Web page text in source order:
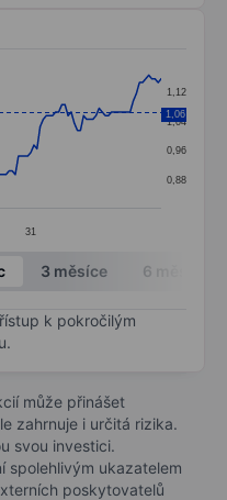
categories.
values. Data ranges
31
0,88
0,96
1,04
1,12
1,06
3 měsíce 6 měsíců
k pokročilým
může přinášet
zahrnuje i určitá rizika.
svou investici.
spolehlivým ukazatelem
poskytovatelů